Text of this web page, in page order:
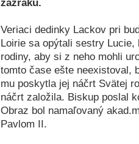
zázraku.
Veriaci dedinky Lackov pri
Loirie sa opýtali sestry
rodiny, aby si z neho mohli
tomto čase ešte neexistoval,
mu poskytla jej náčrt Svätej
náčrt založila. Biskup poslal
Obraz bol namaľovaný
Pavlom II.